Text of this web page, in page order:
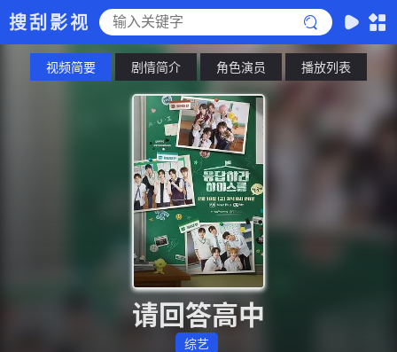
搜刮影视
视频简要 剧情简介 角色演员 播放列表
请回答高中
综艺